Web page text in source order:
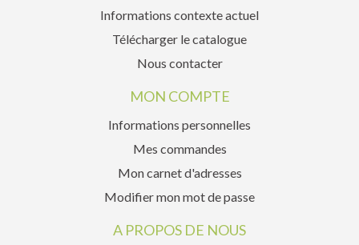
Informations contexte actuel
Télécharger le catalogue
Nous contacter
MON COMPTE
Informations personnelles
Mes commandes
Mon carnet d'adresses
Modifier mon mot de passe
A PROPOS DE NOUS